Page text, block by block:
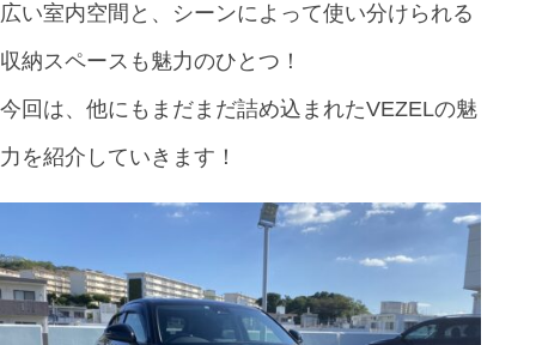
広い室内空間と、シーンによって使い分けられる
収納スペースも魅力のひとつ！
今回は、他にもまだまだ詰め込まれたVEZELの魅
力を紹介していきます！